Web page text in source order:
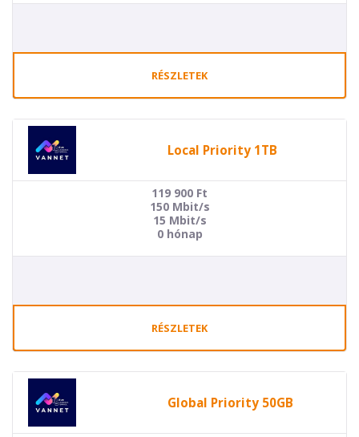
RÉSZLETEK
Local Priority 1TB
119 900 Ft
150 Mbit/s
15 Mbit/s
0 hónap
RÉSZLETEK
Global Priority 50GB